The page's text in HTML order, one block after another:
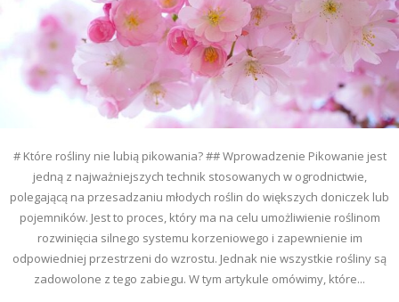
# Które rośliny nie lubią pikowania? ## Wprowadzenie Pikowanie jest
jedną z najważniejszych technik stosowanych w ogrodnictwie,
polegającą na przesadzaniu młodych roślin do większych doniczek lub
pojemników. Jest to proces, który ma na celu umożliwienie roślinom
rozwinięcia silnego systemu korzeniowego i zapewnienie im
odpowiedniej przestrzeni do wzrostu. Jednak nie wszystkie rośliny są
zadowolone z tego zabiegu. W tym artykule omówimy, które...